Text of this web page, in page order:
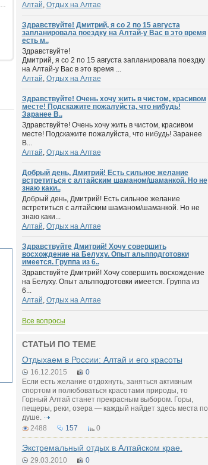
Алтай, Отдых на Алтае
Здравствуйте! Дмитрий, я со 2 по 15 августа
запланировала поездку на Алтай-у Вас в это время
есть м..
Здравствуйте!
Дмитрий, я со 2 по 15 августа запланировала поездку
на Алтай-у Вас в это время ...
Алтай, Отдых на Алтае
Здравствуйте! Очень хочу жить в чистом, красивом
месте! Подскажите пожалуйста, что нибудь!
Заранее В..
Здравствуйте! Очень хочу жить в чистом, красивом
месте! Подскажите пожалуйста, что нибудь! Заранее
В...
Алтай, Отдых на Алтае
Добрый день, Дмитрий! Есть сильное желание
встретиться с алтайским шаманом/шаманкой. Но не
знаю каки..
Добрый день, Дмитрий! Есть сильное желание
встретиться с алтайским шаманом/шаманкой. Но не
знаю каки...
Алтай, Отдых на Алтае
Здравствуйте Дмитрий! Хочу совершить
восхождение на Белуху. Опыт альпподготовки
имеется. Группа из 6..
Здравствуйте Дмитрий! Хочу совершить восхождение
на Белуху. Опыт альпподготовки имеется. Группа из
6...
Алтай, Отдых на Алтае
Все вопросы
СТАТЬИ ПО ТЕМЕ
Отдыхаем в России: Алтай и его красоты
16.12.2015
0
Если есть желание отдохнуть, заняться активным
спортом и полюбоваться красотами природы, то
Горный Алтай станет прекрасным выбором. Горы,
пещеры, реки, озера — каждый найдет здесь места по
душе.
2488
157 0
Экстремальный отдых в Алтайском крае.
29.03.2010
0